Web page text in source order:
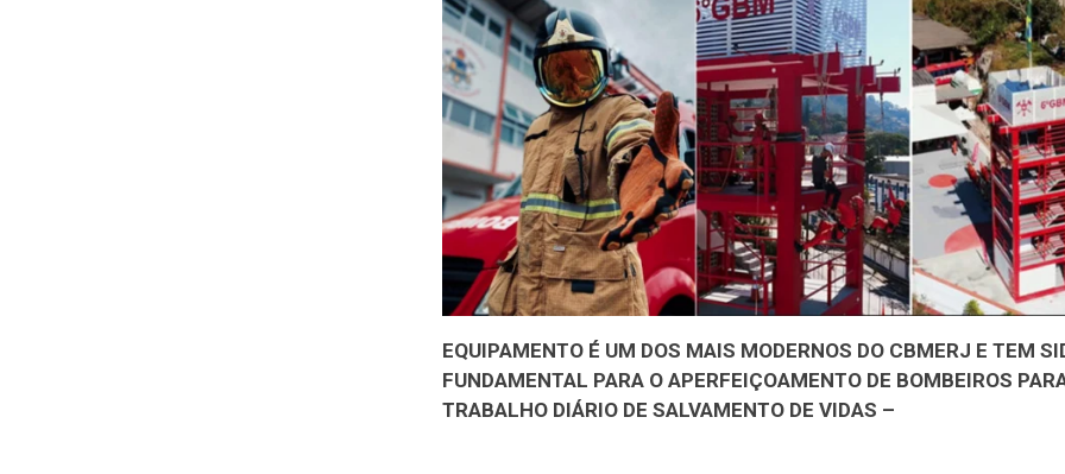
EQUIPAMENTO É UM DOS MAIS MODERNOS DO CBMERJ E TEM
FUNDAMENTAL PARA O APERFEIÇOAMENTO DE BOMBEIROS
TRABALHO DIÁRIO DE SALVAMENTO DE VIDAS –